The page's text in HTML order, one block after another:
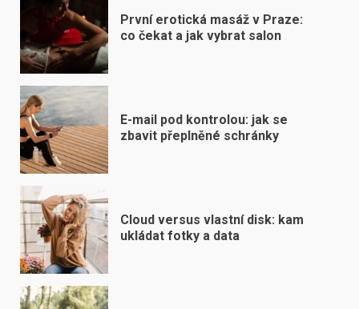
První erotická masáž v Praze:
co čekat a jak vybrat salon
E-mail pod kontrolou: jak se
zbavit přeplněné schránky
Cloud versus vlastní disk: kam
ukládat fotky a data